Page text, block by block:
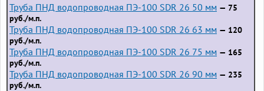
Труба ПНД водопроводная ПЭ-100 SDR 26 50 мм — 75
руб./м.п.
Труба ПНД водопроводная ПЭ-100 SDR 26 63 мм — 120
руб./м.п.
Труба ПНД водопроводная ПЭ-100 SDR 26 75 мм — 165
руб./м.п.
Труба ПНД водопроводная ПЭ-100 SDR 26 90 мм — 235
руб./м.п.